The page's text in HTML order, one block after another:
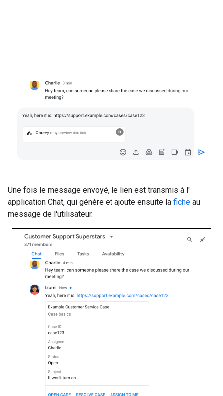
Une fois le message envoyé, le lien est transmis à l'
application Chat, qui génère et ajoute ensuite la fiche au
message de l'utilisateur.